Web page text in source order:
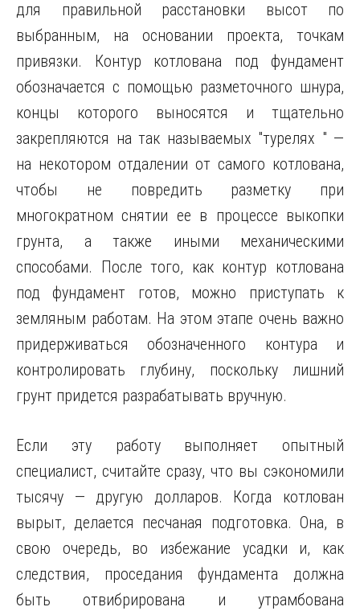
для правильной расстановки высот по
выбранным, на основании проекта, точкам
привязки. Контур котлована под фундамент
обозначается с помощью разметочного шнура,
концы которого выносятся и тщательно
закрепляются на так называемых "турелях " —
на некотором отдалении от самого котлована,
чтобы не повредить разметку при
многократном снятии ее в процессе выкопки
грунта, а также иными механическими
способами. После того, как контур котлована
под фундамент готов, можно приступать к
земляным работам. На этом этапе очень важно
придерживаться обозначенного контура и
контролировать глубину, поскольку лишний
грунт придется разрабатывать вручную.
Если эту работу выполняет опытный
специалист, считайте сразу, что вы сэкономили
тысячу — другую долларов. Когда котлован
вырыт, делается песчаная подготовка. Она, в
свою очередь, во избежание усадки и, как
следствия, проседания фундамента должна
быть отвибрирована и утрамбована